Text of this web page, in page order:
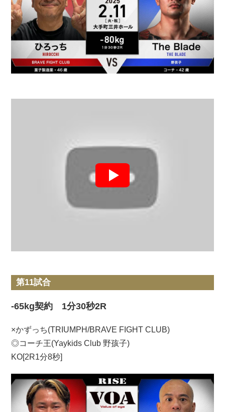
第11試合
-65kg契約 1分30秒2R
×かずっち(TRIUMPH/BRAVE FIGHT CLUB)
◎コーチ王(Yaykids Club 野孩子)
KO[2R1分8秒]